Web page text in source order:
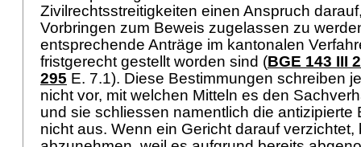
Zivilrechtsstreitigkeiten einen Anspruch
Vorbringen zum Beweis zugelassen zu
entsprechende Anträge im kantonalen
fristgerecht gestellt worden sind (BGE 143 III
295 E. 7.1). Diese Bestimmungen schreiben
nicht vor, mit welchen Mitteln es den
und sie schliessen namentlich die antizipierte
nicht aus. Wenn ein Gericht darauf